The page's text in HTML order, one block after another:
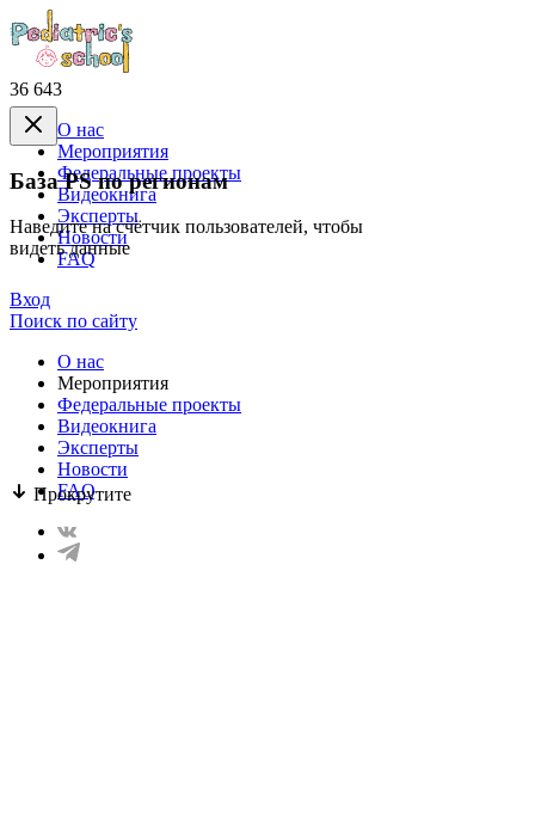
36 643
База PS по регионам
Наведите на счётчик пользователей, чтобы
видеть данные
Прокрутите
О нас
Mероприятия
Федеральные проекты
Видеокнига
Эксперты
Новости
FAQ
Вход
Поиск по сайту
О нас
Mероприятия
Федеральные проекты
Видеокнига
Эксперты
Новости
FAQ